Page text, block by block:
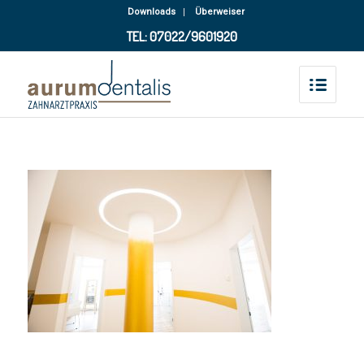
Downloads Überweiser
TEL: 07022/9601920